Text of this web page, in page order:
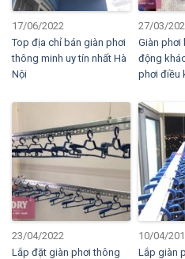
17/06/2022
Top địa chỉ bán giàn phơi
thông minh uy tín nhất Hà
Nội
27/03/
Giàn phơi
động
phơi điều
23/04/2022
Lắp đặt giàn phơi thông
10/04/
Lắp giàn